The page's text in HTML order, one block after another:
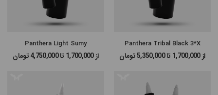
Panthera Tribal Black 3*X
از 1,700,000 تا 5,350,000 تومان
Panthera Light Sumy
از 1,700,000 تا 4,750,000 تومان